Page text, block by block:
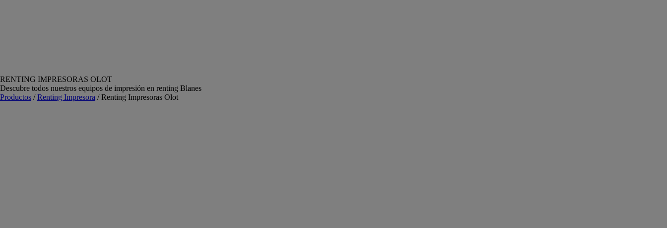
RENTING IMPRESORAS OLOT
Descubre todos nuestros equipos de impresión en renting Blanes
Productos /Renting Impresora / Renting Impresoras Olot